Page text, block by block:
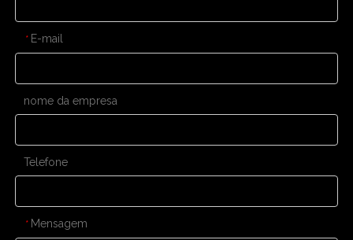
* E-mail
nome da empresa
Telefone
* Mensagem